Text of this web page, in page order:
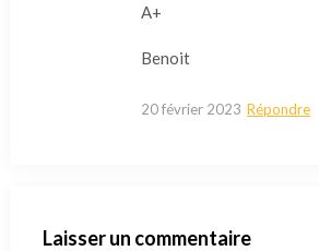
A+
Benoit
20 février 2023 Répondre
Laisser un commentaire